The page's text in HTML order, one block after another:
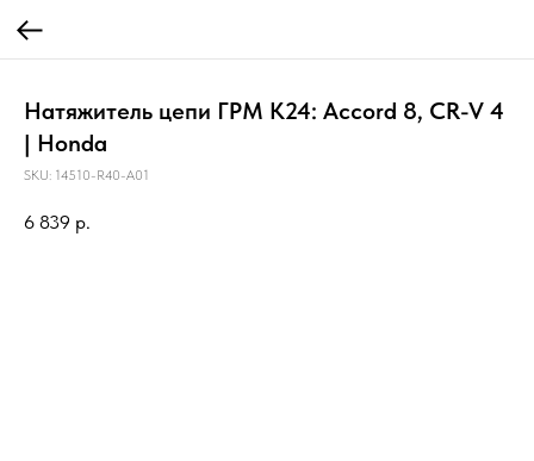
Натяжитель цепи ГРМ K24: Accord 8, CR-V 4
| Honda
SKU: 14510-R40-A01
6 839 р.